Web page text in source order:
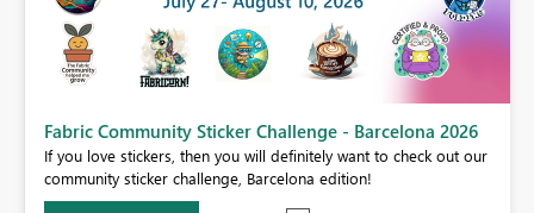
Fabric Community Sticker Challenge - Barcelona 2026
If you love stickers, then you will definitely want to check out our
community sticker challenge, Barcelona edition!